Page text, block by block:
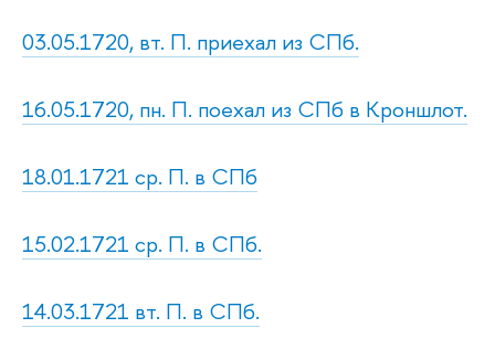
03.05.1720, вт. П. приехал из СПб.
16.05.1720, пн. П. поехал из СПб в Кроншлот.
18.01.1721 ср. П. в СПб
15.02.1721 ср. П. в СПб.
14.03.1721 вт. П. в СПб.